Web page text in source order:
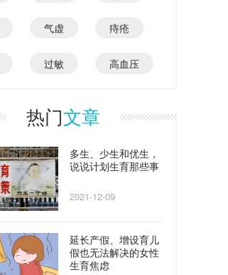
气虚 痔疮
过敏 高血压
热门文章
多生、少生和优生，
说说计划生育那些事
2021-12-09
延长产假、增设育儿
假也无法解决的女性
生育焦虑